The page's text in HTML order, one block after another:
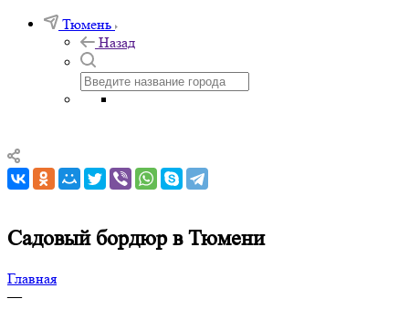
Тюмень
Назад
Садовый бордюр в Тюмени
Главная
—